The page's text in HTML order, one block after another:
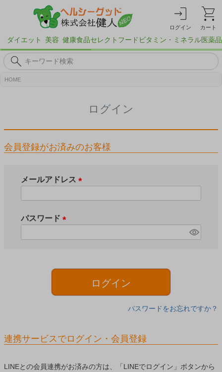
ログイン カート
ダイエット 美容 健康食品セレクトフード ビタミン・ミネラル医薬品
HOME
ログイン
会員登録がお済みのお客様
メールアドレス
パスワード
)
ログイン
パスワードをお忘れですか？
連携サービスでログイン・会員登録
LINEとの会員連携がお済みの方は、「LINEでログイン」ボタンから